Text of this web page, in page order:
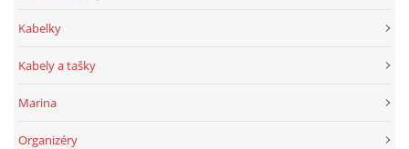
Kabelky
Kabely a tašky
Marina
Organizéry